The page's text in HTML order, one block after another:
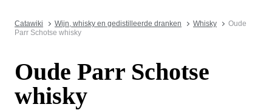
Catawiki Wijn, whisky en gedistilleerde dranken Whisky
Oude
Parr Schotse whisky
Oude Parr Schotse
whisky